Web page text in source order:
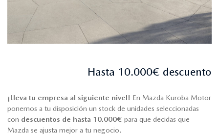
Hasta 10.000€ descuento
¡Lleva tu empresa al siguiente nivel! En Mazda Kuroba Motor
ponemos a tu disposición un stock de unidades seleccionadas
con descuentos de hasta 10.000€ para que decidas que
Mazda se ajusta mejor a tu negocio.